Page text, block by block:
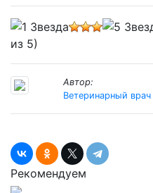
из 5)
Автор:
Ветеринарный врач
Рекомендуем